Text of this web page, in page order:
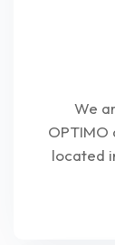
We
located